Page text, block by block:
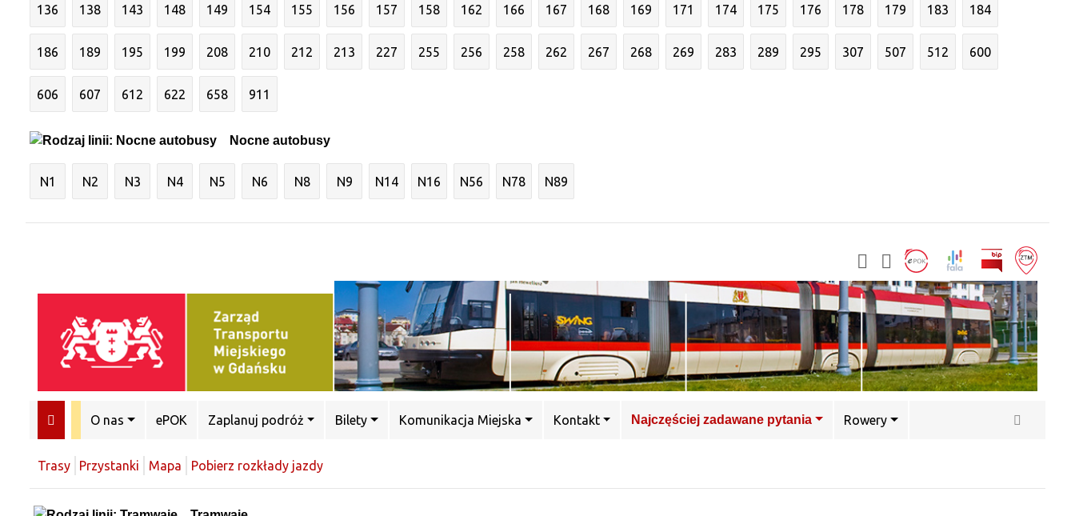
136 138 143 148 149 154 155 156 157 158 162 166 167 168 169 171 174 175 176 178 179 183 184
186 189 195 199 208 210 212 213 227 255 256 258 262 267 268 269 283 289 295 307 507 512 600
606 607 612 622 658 911
Nocne autobusy
N1 N2 N3 N4 N5 N6 N8 N9 N14 N16 N56 N78 N89
O nas ePOK Zaplanuj podróż Bilety Komunikacja Miejska Kontakt Najczęściej zadawane pytania Rowery
Trasy Przystanki Mapa Pobierz rozkłady jazdy